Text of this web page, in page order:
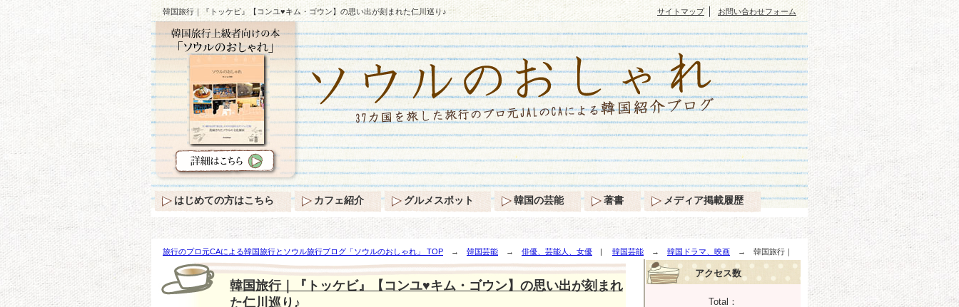
韓国旅行｜『トッケビ』【コンユ♥キム・ゴウン】の思い出が刻まれた仁川巡り♪
旅行のプロ元CAによる韓国旅行とソウル旅行ブログ「ソウルのおしゃれ」 TOP → 韓国芸能 → 俳優、芸能人、女優 | 韓国芸能 → 韓国ドラマ、映画 → 韓国旅行｜
『トッケビ』【コンユ♥キム・ゴウン】の思い出が刻まれた仁川巡り♪
韓国旅行｜『トッケビ』【コンユ♥キム・ゴウン】の思い出が刻まれ
た仁川巡り♪
アクセス数
Total：
サイトマップ｜ お問い合わせフォーム
はじめての方はこちら カフェ紹介 グルメスポット 韓国の芸能 著書 メディア掲載履歴